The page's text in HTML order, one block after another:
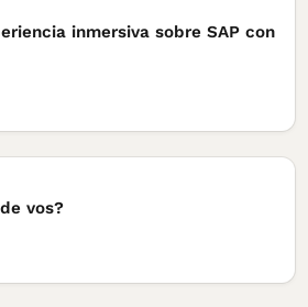
inmersiva sobre SAP con
vos?